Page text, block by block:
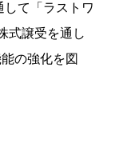
て「ラストワ
式譲受を通し
の強化を図